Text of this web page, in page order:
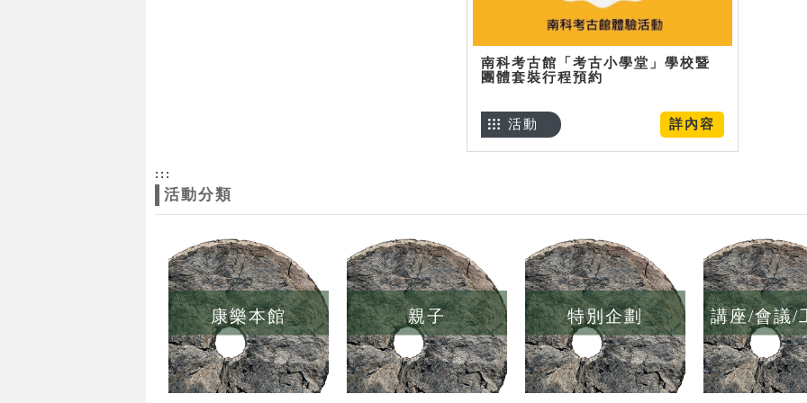
南科考古館「考古小學堂」學校暨
團體套裝行程預約
詳內容
活動
:::
活動分類
康樂本館 親子 特別企劃 講座/會議/